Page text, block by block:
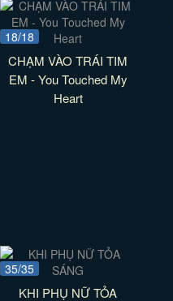
18/18
CHẠM VÀO TRÁI TIM
EM - You Touched My
Heart
35/35
KHI PHỤ NỮ TỎA